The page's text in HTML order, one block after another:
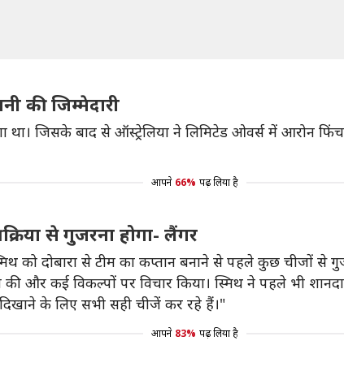
की जिम्मेदारी
था। जिसके बाद से ऑस्ट्रेलिया ने लिमिटेड ओवर्स में आरोन
आपने 66% पढ़ लिया है
से गुजरना होगा- लैंगर
को दोबारा से टीम का कप्तान बनाने से पहले कुछ चीजों से
कई विकल्पों पर विचार किया। स्मिथ ने पहले भी
के लिए सभी सही चीजें कर रहे हैं।"
आपने 83% पढ़ लिया है